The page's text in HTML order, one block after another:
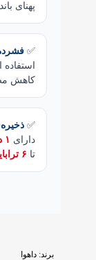
پهنای باند 40Mbps
✅
استفاده
کاهش
✅
دارای ۱ درگاه SATA
تا ۶ ترابایت
برند: داهوا